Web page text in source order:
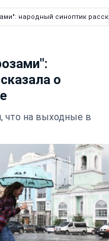
народный синоптик
о
что на выходные в